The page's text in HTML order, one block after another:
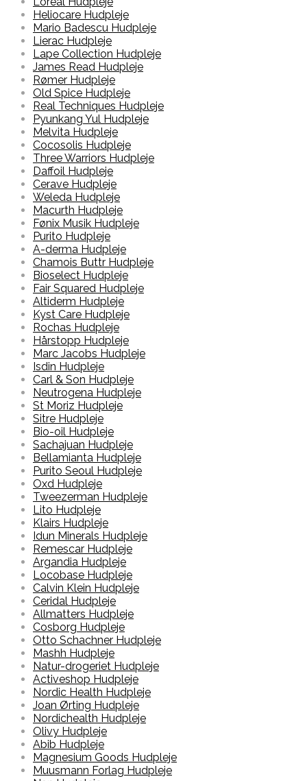
Heliocare Hudpleje
Mario Badescu Hudpleje
Lierac Hudpleje
Lape Collection Hudpleje
James Read Hudpleje
Rømer Hudpleje
Old Spice Hudpleje
Real Techniques Hudpleje
Pyunkang Yul Hudpleje
Melvita Hudpleje
Cocosolis Hudpleje
Three Warriors Hudpleje
Daffoil Hudpleje
Cerave Hudpleje
Weleda Hudpleje
Macurth Hudpleje
Fønix Musik Hudpleje
Purito Hudpleje
A-derma Hudpleje
Chamois Buttr Hudpleje
Bioselect Hudpleje
Fair Squared Hudpleje
Altiderm Hudpleje
Kyst Care Hudpleje
Rochas Hudpleje
Hårstopp Hudpleje
Marc Jacobs Hudpleje
Isdin Hudpleje
Carl & Son Hudpleje
Neutrogena Hudpleje
St Moriz Hudpleje
Sitre Hudpleje
Bio-oil Hudpleje
Sachajuan Hudpleje
Bellamianta Hudpleje
Purito Seoul Hudpleje
Oxd Hudpleje
Tweezerman Hudpleje
Lito Hudpleje
Klairs Hudpleje
Idun Minerals Hudpleje
Remescar Hudpleje
Argandia Hudpleje
Locobase Hudpleje
Calvin Klein Hudpleje
Ceridal Hudpleje
Allmatters Hudpleje
Cosborg Hudpleje
Otto Schachner Hudpleje
Mashh Hudpleje
Natur-drogeriet Hudpleje
Activeshop Hudpleje
Nordic Health Hudpleje
Joan Ørting Hudpleje
Nordichealth Hudpleje
Olivy Hudpleje
Abib Hudpleje
Magnesium Goods Hudpleje
Muusmann Forlag Hudpleje